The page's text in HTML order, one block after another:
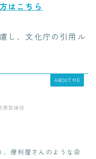
はこちら
し、文化庁の引用ル
ABOUT ME
表取締役
便利屋さんのような会